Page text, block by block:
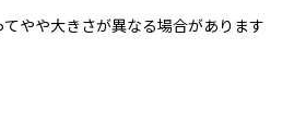
やや大きさが異なる場合があります